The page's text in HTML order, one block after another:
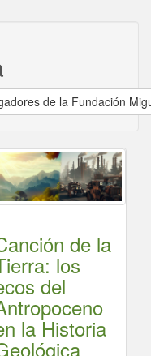
de la Fundación
de la
los
del
la Historia